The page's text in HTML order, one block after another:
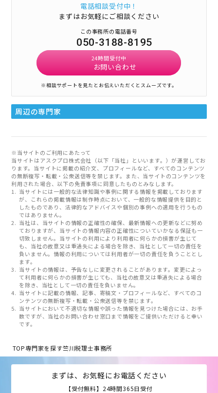
電話相談受付中！
まずはお気軽にご相談ください
この事務所の電話番号
050-3188-8195
24時間受付中
お問い合わせ
※相談サポートを見たとお伝えいただくとスムーズです。
周辺の専門家
※当サイトのご利用にあたって
当サイトはアスクプロ株式会社（以下「当社」といいます。）が運営してお
ります。当サイトに掲載の紹介文、プロフィールなど、すべてのコンテンツ
の無断複写・転載・公衆送信等を禁じます。また、当サイトのコンテンツを
利用された場合、以下の免責事項に同意したものとみなします。
当サイトには一般的な法律知識や事例に関する情報を掲載しております
が、これらの掲載情報は制作時点において、一般的な情報提供を目的と
したものであり、法律的なアドバイスや個別の事例への適用を行うもの
ではありません。
当社は、当サイトの情報の正確性の確保、最新情報への更新などに努め
ておりますが、当サイトの情報内容の正確性についていかなる保証も一
切致しません。当サイトの利用により利用者に何らかの損害が生じて
も、当社の故意又は重過失による場合を除き、当社として一切の責任を
負いません。情報の利用については利用者が一切の責任を負うこととし
ます。
当サイトの情報は、予告なしに変更されることがあります。変更によっ
て利用者に何らかの損害が生じても、当社の故意又は重過失による場合
を除き、当社として一切の責任を負いません。
当サイトに記載の情報、記事、寄稿文・プロフィールなど、すべてのコ
ンテンツの無断複写・転載・公衆送信等を禁じます。
当サイトにおいて不適切な情報や誤った情報を見つけた場合には、お手
数ですが、当社のお問い合わせ窓口まで情報をご提供いただけると幸い
です。
TOP専門家を探す竺川税理士事務所
まずは、お気軽にお電話ください
【受付無料】24時間365日受付